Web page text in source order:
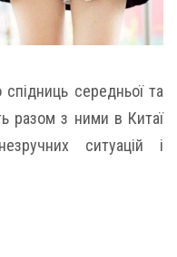
середньої та
разом з ними в Китаї
ситуацій і